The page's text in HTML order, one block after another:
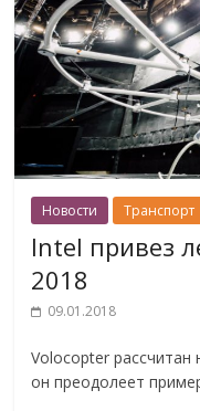
Новости Транспорт
Intel привез
2018
09.01.2018
Volocopter рассчитан
он преодолеет